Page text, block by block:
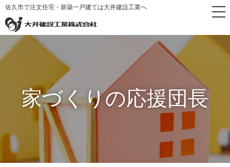
佐久市で注文住宅・新築一戸建ては大井建設工業へ
家づくりの応援団長
トップペ
ージ
家づくりの応援
団長
パッシブハウスを見学してき